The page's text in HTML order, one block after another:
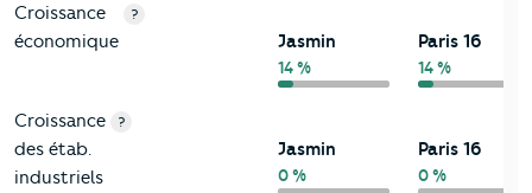
Croissance
économique
?
Jasmin
14 %
Paris 16
14 %
Croissance
des étab.
industriels
?
Jasmin
0 %
Paris 16
0 %